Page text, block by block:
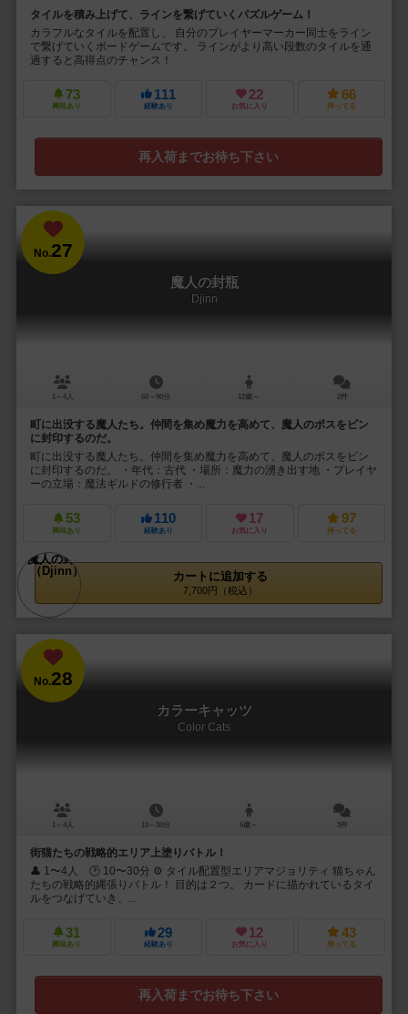
タイルを積み上げて、ラインを繋げていくパズルゲーム！
カラフルなタイルを配置し、 自分のプレイヤーマーカー同士をライン
で繋げていくボードゲームです。 ラインがより高い段数のタイルを通
過すると高得点のチャンス！
73
興味あり
111
経験あり
22
お気に入り
66
持ってる
再入荷までお待ち下さい
No.27
魔人の封瓶
Djinn
1～4人 60～90分 12歳～ 2件
町に出没する魔人たち。仲間を集め魔力を高めて、魔人のボスをビン
に封印するのだ。
町に出没する魔人たち。仲間を集め魔力を高めて、魔人のボスをビン
に封印するのだ。 ・年代：古代 ・場所：魔力の湧き出す地 ・プレイヤ
ーの立場：魔法ギルドの修行者 ・...
53
興味あり
110
経験あり
17
お気に入り
97
持ってる
カートに追加する
7,700円（税込）
No.28
カラーキャッツ
Color Cats
1～4人 10～30分 6歳～ 3件
街猫たちの戦略的エリア上塗りバトル！
👤 1〜4人 🕑 10〜30分 ⚙️ タイル配置型エリアマジョリティ 猫ちゃん
たちの戦略的縄張りバトル！ 目的は２つ。 カードに描かれているタイ
ルをつなげていき、...
31
興味あり
29
経験あり
12
お気に入り
43
持ってる
再入荷までお待ち下さい